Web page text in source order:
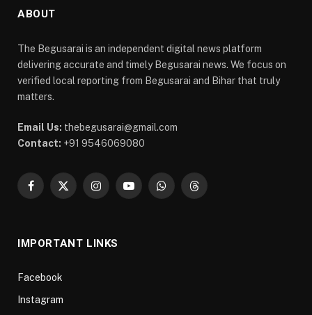
ABOUT
The Begusarai is an independent digital news platform
delivering accurate and timely Begusarai news. We focus on
verified local reporting from Begusarai and Bihar that truly
matters.
Email Us: thebegusarai@gmail.com
Contact: +91 9546069080
Facebook
X
InstagramYouTubeWhatsAppThreads
IMPORTANT LINKS
Facebook
Instagram